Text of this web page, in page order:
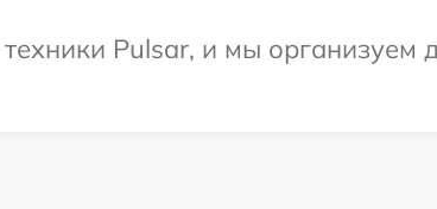
Pulsar, и мы организуем